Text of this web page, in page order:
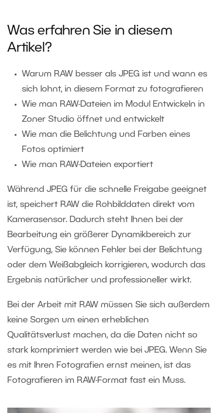
Was erfahren Sie in diesem
Artikel?
Warum RAW besser als JPEG ist und wann es
sich lohnt, in diesem Format zu fotografieren
Wie man RAW-Dateien im Modul Entwickeln in
Zoner Studio öffnet und entwickelt
Wie man die Belichtung und Farben eines
Fotos optimiert
Wie man RAW-Dateien exportiert
Während JPEG für die schnelle Freigabe geeignet
ist, speichert RAW die Rohbilddaten direkt vom
Kamerasensor. Dadurch steht Ihnen bei der
Bearbeitung ein größerer Dynamikbereich zur
Verfügung, Sie können Fehler bei der Belichtung
oder dem Weißabgleich korrigieren, wodurch das
Ergebnis natürlicher und professioneller wirkt.
Bei der Arbeit mit RAW müssen Sie sich außerdem
keine Sorgen um einen erheblichen
Qualitätsverlust machen, da die Daten nicht so
stark komprimiert werden wie bei JPEG. Wenn Sie
es mit Ihren Fotografien ernst meinen, ist das
Fotografieren im RAW-Format fast ein Muss.